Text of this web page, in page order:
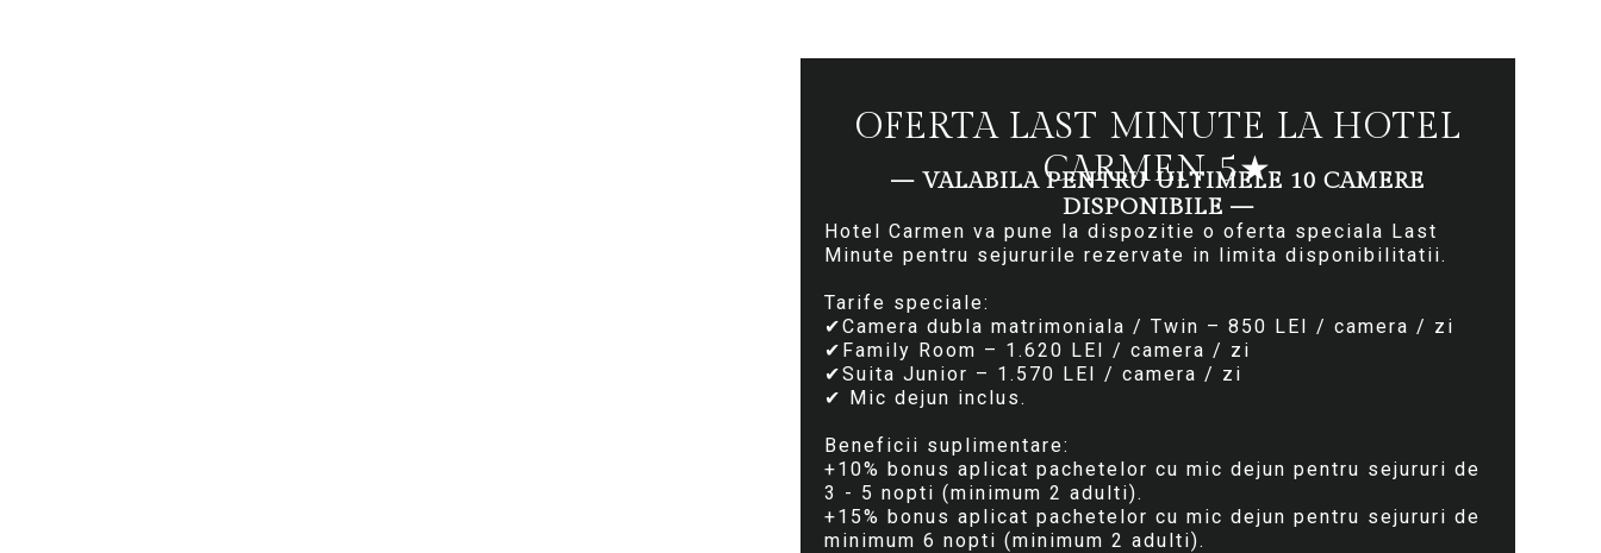
OFERTA LAST MINUTE LA HOTEL
CARMEN 5★
— VALABILA PENTRU ULTIMELE 10 CAMERE
DISPONIBILE —
Hotel Carmen va pune la dispozitie o oferta speciala Last
Minute pentru sejururile rezervate in limita disponibilitatii.
Tarife speciale:
✔Camera dubla matrimoniala / Twin – 850 LEI / camera / zi
✔Family Room – 1.620 LEI / camera / zi
✔Suita Junior – 1.570 LEI / camera / zi
✔ Mic dejun inclus.
Beneficii suplimentare:
+10% bonus aplicat pachetelor cu mic dejun pentru sejururi de
3 - 5 nopti (minimum 2 adulti).
+15% bonus aplicat pachetelor cu mic dejun pentru sejururi de
minimum 6 nopti (minimum 2 adulti).